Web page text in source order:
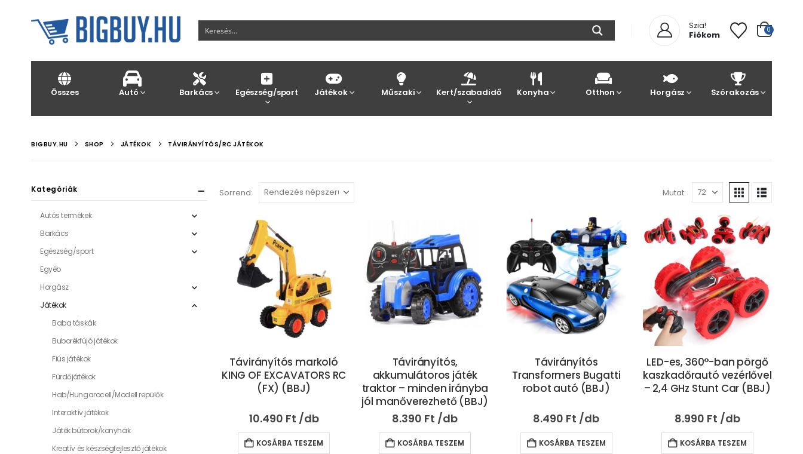
Szia!
Fiókom 0
Összes Autó Barkács Egészség/sport Játékok Műszaki Kert/szabadidő Konyha Otthon Horgász Szórakozás
BIGBUY.HU SHOP JÁTÉKOK TÁVIRÁNYÍTÓS/RC JÁTÉKOK
Sorrend: Mutat:
Távirányítós markoló
KING OF EXCAVATORS RC
(FX) (BBJ)
10.490 Ft
KOSÁRBA TESZEM
Távirányítós,
akkumulátoros játék
traktor – minden irányba
jól manőverezhető (BBJ)
8.390 Ft
KOSÁRBA TESZEM
Távirányítós
Transformers Bugatti
robot autó (BBJ)
8.490 Ft
KOSÁRBA TESZEM
LED-es, 360°-ban pörgő
kaszkadőrautó vezérlővel
– 2,4 GHz Stunt Car (BBJ)
8.990 Ft
KOSÁRBA TESZEM
Kategóriák
Autós termékek
Barkács
Egészség/sport
Egyéb
Horgász
Játékok
Baba táskák
Buborékfújó játékok
Fiús játékok
Fürdőjátékok
Hab/Hungarocell/Modell repülők
Interaktív játékok
Játék bútorok/konyhák
Kreatív és készségfejlesztő játékok